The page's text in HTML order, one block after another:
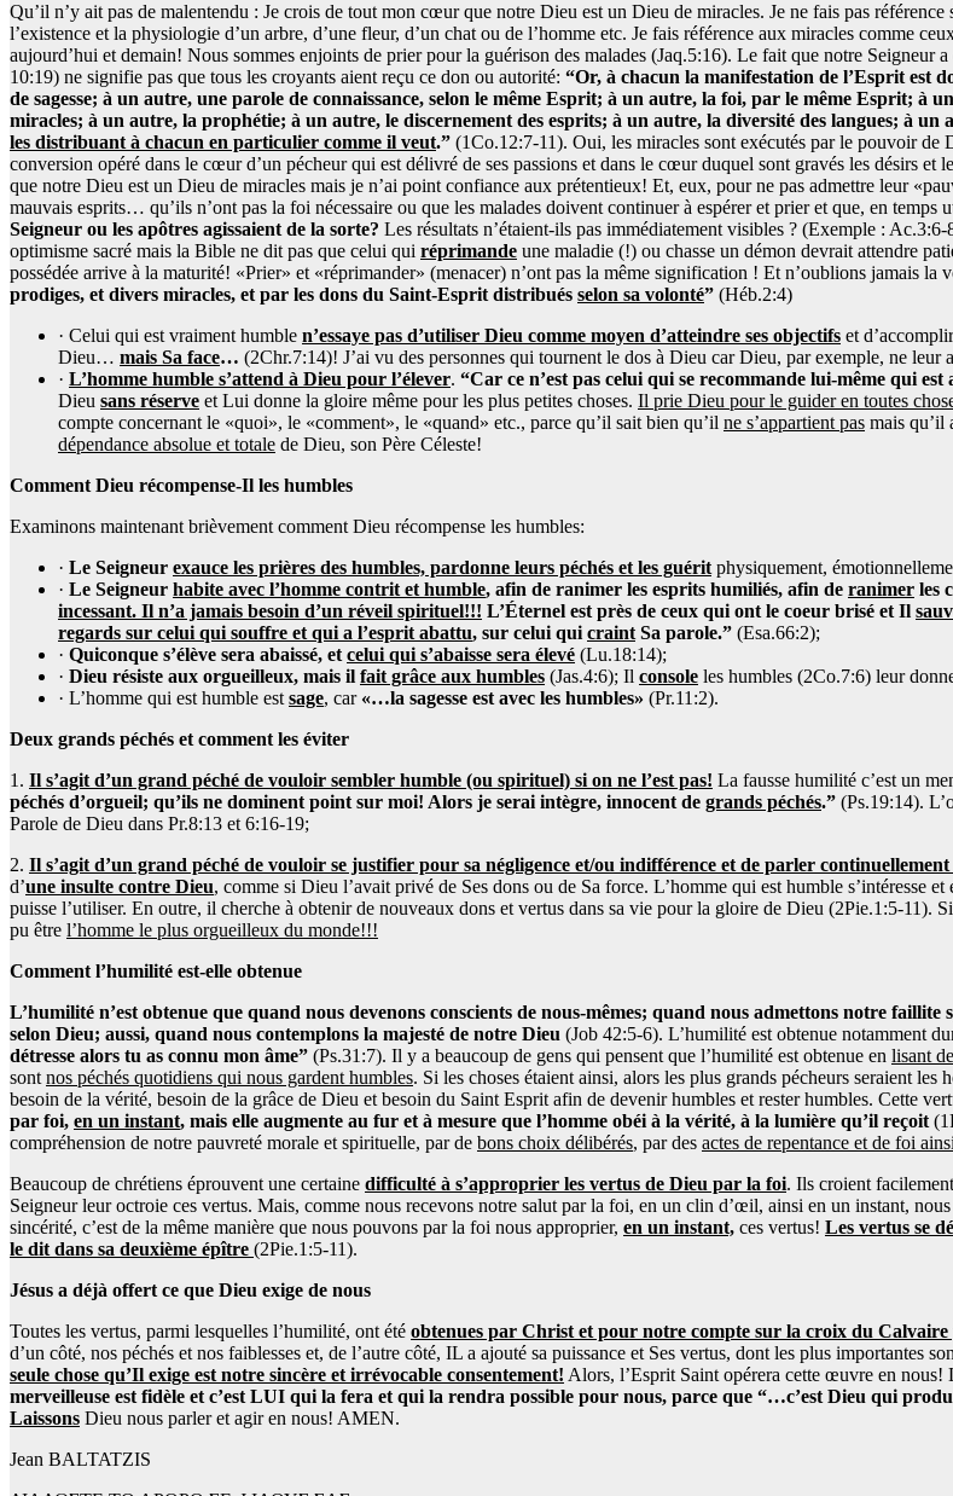
Qu’il n’y ait pas de malentendu : Je crois de tout mon cœur que notre Dieu est un Dieu de miracles. Je ne fais pas
l’existence et la physiologie d’un arbre, d’une fleur, d’un chat ou de l’homme etc. Je fais référence aux miracles comme
aujourd’hui et demain! Nous sommes enjoints de prier pour la guérison des malades (Jaq.5:16). Le fait que notre Seigneur
10:19) ne signifie pas que tous les croyants aient reçu ce don ou autorité: “Or, à chacun la manifestation de l’Esprit est
de sagesse; à un autre, une parole de connaissance, selon le même Esprit; à un autre, la foi, par le même Esprit; à
miracles; à un autre, la prophétie; à un autre, le discernement des esprits; à un autre, la diversité des langues; à un
les distribuant à chacun en particulier comme il veut.” (1Co.12:7-11). Oui, les miracles sont exécutés par le pouvoir de
conversion opéré dans le cœur d’un pécheur qui est délivré de ses passions et dans le cœur duquel sont gravés les désirs
que notre Dieu est un Dieu de miracles mais je n’ai point confiance aux prétentieux! Et, eux, pour ne pas admettre leur
mauvais esprits… qu’ils n’ont pas la foi nécessaire ou que les malades doivent continuer à espérer et prier et que, en temps
Seigneur ou les apôtres agissaient de la sorte? Les résultats n’étaient-ils pas immédiatement visibles ? (Exemple :
optimisme sacré mais la Bible ne dit pas que celui qui réprimande une maladie (!) ou chasse un démon devrait attendre
possédée arrive à la maturité! «Prier» et «réprimander» (menacer) n’ont pas la même signification ! Et n’oublions jamais la
prodiges, et divers miracles, et par les dons du Saint-Esprit distribués selon sa volonté” (Héb.2:4)
· Celui qui est vraiment humble n’essaye pas d’utiliser Dieu comme moyen d’atteindre ses objectifs et
Dieu… mais Sa face… (2Chr.7:14)! J’ai vu des personnes qui tournent le dos à Dieu car Dieu, par exemple, ne leur
· L’homme humble s’attend à Dieu pour l’élever. “Car ce n’est pas celui qui se recommande lui-même qui
Dieu sans réserve et Lui donne la gloire même pour les plus petites choses. Il prie Dieu pour le guider en toutes
compte concernant le «quoi», le «comment», le «quand» etc., parce qu’il sait bien qu’il ne s’appartient pas mais qu’il
dépendance absolue et totale de Dieu, son Père Céleste!
Comment Dieu récompense-Il les humbles
Examinons maintenant brièvement comment Dieu récompense les humbles:
· Le Seigneur exauce les prières des humbles, pardonne leurs péchés et les guérit physiquement,
· Le Seigneur habite avec l’homme contrit et humble, afin de ranimer les esprits humiliés, afin de ranimer les
incessant. Il n’a jamais besoin d’un réveil spirituel!!! L’Éternel est près de ceux qui ont le coeur brisé et Il
regards sur celui qui souffre et qui a l’esprit abattu, sur celui qui craint Sa parole.” (Esa.66:2);
· Quiconque s’élève sera abaissé, et celui qui s’abaisse sera élevé (Lu.18:14);
· Dieu résiste aux orgueilleux, mais il fait grâce aux humbles (Jas.4:6); Il console les humbles (2Co.7:6) leur
· L’homme qui est humble est sage, car «…la sagesse est avec les humbles» (Pr.11:2).
Deux grands péchés et comment les éviter
1. Il s’agit d’un grand péché de vouloir sembler humble (ou spirituel) si on ne l’est pas! La fausse humilité c’est un
péchés d’orgueil; qu’ils ne dominent point sur moi! Alors je serai intègre, innocent de grands péchés.” (Ps.19:14).
Parole de Dieu dans Pr.8:13 et 6:16-19;
2. Il s’agit d’un grand péché de vouloir se justifier pour sa négligence et/ou indifférence et de parler
d’une insulte contre Dieu, comme si Dieu l’avait privé de Ses dons ou de Sa force. L’homme qui est humble s’intéresse
puisse l’utiliser. En outre, il cherche à obtenir de nouveaux dons et vertus dans sa vie pour la gloire de Dieu (2Pie.1:5-11).
pu être l’homme le plus orgueilleux du monde!!!
Comment l’humilité est-elle obtenue
L’humilité n’est obtenue que quand nous devenons conscients de nous-mêmes; quand nous admettons notre
selon Dieu; aussi, quand nous contemplons la majesté de notre Dieu (Job 42:5-6). L’humilité est obtenue notamment
détresse alors tu as connu mon âme” (Ps.31:7). Il y a beaucoup de gens qui pensent que l’humilité est obtenue en lisant
sont nos péchés quotidiens qui nous gardent humbles. Si les choses étaient ainsi, alors les plus grands pécheurs seraient les
besoin de la vérité, besoin de la grâce de Dieu et besoin du Saint Esprit afin de devenir humbles et rester humbles. Cette
par foi, en un instant, mais elle augmente au fur et à mesure que l’homme obéi à la vérité, à la lumière qu’il reçoit
compréhension de notre pauvreté morale et spirituelle, par de bons choix délibérés, par des actes de repentance et de foi
Beaucoup de chrétiens éprouvent une certaine difficulté à s’approprier les vertus de Dieu par la foi. Ils croient
Seigneur leur octroie ces vertus. Mais, comme nous recevons notre salut par la foi, en un clin d’œil, ainsi en un instant,
sincérité, c’est de la même manière que nous pouvons par la foi nous approprier, en un instant, ces vertus! Les vertus se
le dit dans sa deuxième épître (2Pie.1:5-11).
Jésus a déjà offert ce que Dieu exige de nous
Toutes les vertus, parmi lesquelles l’humilité, ont été obtenues par Christ et pour notre compte sur la croix du
d’un côté, nos péchés et nos faiblesses et, de l’autre côté, IL a ajouté sa puissance et Ses vertus, dont les plus importantes
seule chose qu’Il exige est notre sincère et irrévocable consentement! Alors, l’Esprit Saint opérera cette œuvre en
merveilleuse est fidèle et c’est LUI qui la fera et qui la rendra possible pour nous, parce que “…c’est Dieu qui
Laissons Dieu nous parler et agir en nous! AMEN.
Jean BALTATZIS